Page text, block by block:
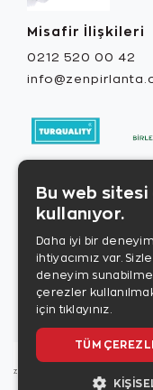
Misafir İlişkileri
0212 520 00 42
Copyright ©
Zen
Turquality
Bu web
kullanıyor.
Daha iyi bir
ihtiyacımız var.
deneyim
çerezler
için tıklayınız.
TÜM